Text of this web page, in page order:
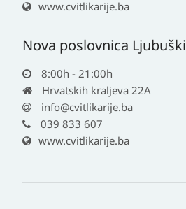
www.cvitlikarije.ba
Nova poslovnica Ljubuški
8:00h - 21:00h
Hrvatskih kraljeva 22A
info@cvitlikarije.ba
039 833 607
www.cvitlikarije.ba